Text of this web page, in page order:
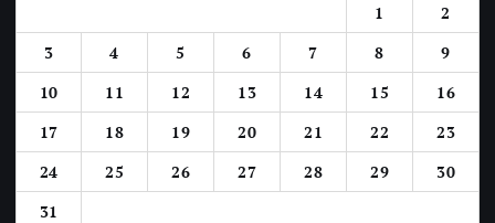
1
2
3
4 5 6 7 8
9
10
11 12 13 14 15
16
17
18 19 20 21 22
23
24
25 26 27 28 29
30
31